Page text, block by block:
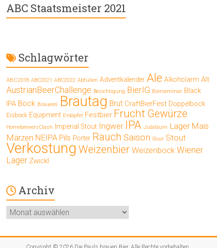
ABC Staatsmeister 2021
Schlagwörter
ABC2018 ABC2021 ABC2022 Abfüllen Adventkalender Ale Alkoholarm Alt
AustrianBeerChallenge Besichtigung BierIG Bierseminar Black
IPA Bock Brauerei Brautag Brut CraftBierFest Doppelbock
Eisbock Equipment Erdäpfel Festbier Frucht Gewürze
HomebrewersClash Imperial Stout Ingwer IPA Jubiläum Lager Mais
Märzen NEIPA Pils Porter Rauch Saison Sour Stout
Verkostung Weizenbier Weizenbock Wiener
Lager Zwickl
Archiv
Archiv